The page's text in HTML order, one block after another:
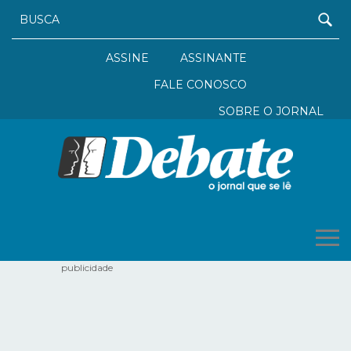
ASSINANTE
ASSINE
FALE CONOSCO
SOBRE O JORNAL
publicidade